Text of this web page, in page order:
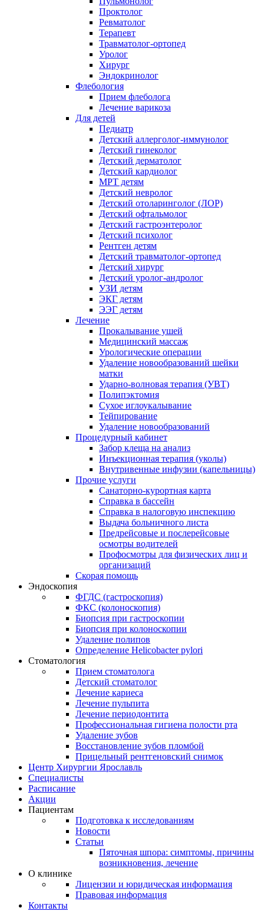
Проктолог
Ревматолог
Терапевт
Травматолог-ортопед
Уролог
Хирург
Эндокринолог
Флебология
Прием флеболога
Лечение варикоза
Для детей
Педиатр
Детский аллерголог-иммунолог
Детский гинеколог
Детский дерматолог
Детский кардиолог
МРТ детям
Детский невролог
Детский отоларинголог (ЛОР)
Детский офтальмолог
Детский гастроэнтеролог
Детский психолог
Рентген детям
Детский травматолог-ортопед
Детский хирург
Детский уролог-андролог
УЗИ детям
ЭКГ детям
ЭЭГ детям
Лечение
Прокалывание ушей
Медицинский массаж
Урологические операции
Удаление новообразований шейки
матки
Ударно-волновая терапия (УВТ)
Полипэктомия
Сухое иглоукалывание
Тейпирование
Удаление новообразований
Процедурный кабинет
Забор клеща на анализ
Инъекционная терапия (уколы)
Внутривенные инфузии (капельницы)
Прочие услуги
Санаторно-курортная карта
Справка в бассейн
Справка в налоговую инспекцию
Выдача больничного листа
Предрейсовые и послерейсовые
осмотры водителей
Профосмотры для физических лиц и
организаций
Скорая помощь
Эндоскопия
ФГДС (гастроскопия)
ФКС (колоноскопия)
Биопсия при гастроскопии
Биопсия при колоноскопии
Удаление полипов
Определение Helicobacter pylori
Стоматология
Прием стоматолога
Детский стоматолог
Лечение кариеса
Лечение пульпита
Лечение периодонтита
Профессиональная гигиена полости рта
Удаление зубов
Восстановление зубов пломбой
Прицельный рентгеновский снимок
Центр Хирургии Ярославль
Специалисты
Расписание
Акции
Пациентам
Подготовка к исследованиям
Новости
Статьи
Пяточная шпора: симптомы, причины
возникновения, лечение
О клинике
Лицензии и юридическая информация
Правовая информация
Контакты